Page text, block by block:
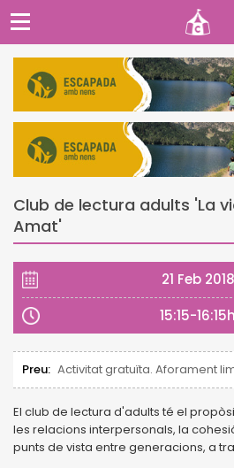
Club de lectura adults 'La
Amat'
21 Feb 2018
15:15-16:15h
Preu: Activitat gratuïta. Aforament
El club de lectura d'adults té el
les relacions interpersonals, la
punts de vista entre generacions, a